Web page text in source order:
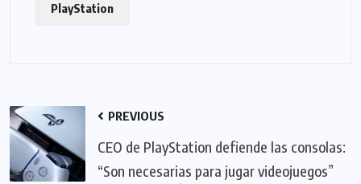
PlayStation
PREVIOUS
CEO de PlayStation defiende las consolas:
“Son necesarias para jugar videojuegos”